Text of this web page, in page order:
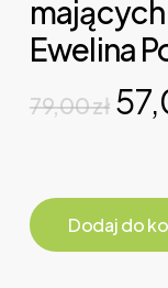
Ewelina
79,00zł
cena
Dodaj do